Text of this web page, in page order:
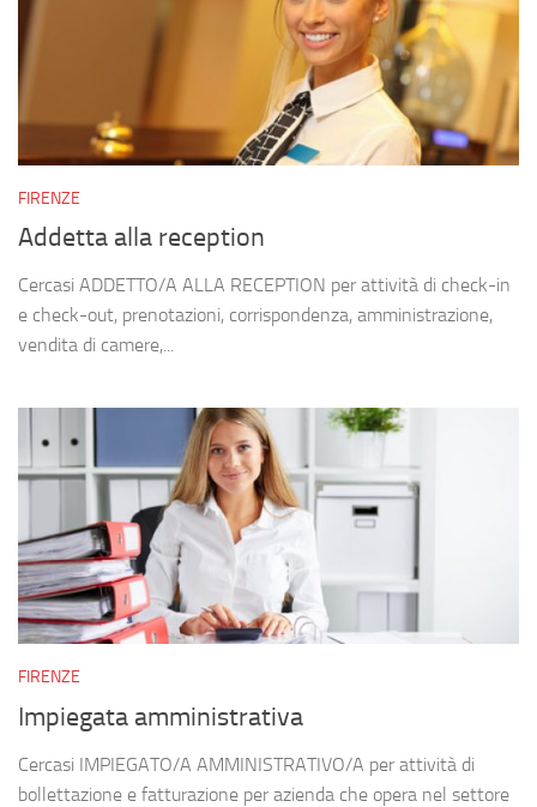
FIRENZE
Addetta alla reception
Cercasi ADDETTO/A ALLA RECEPTION per attività di check-in
e check-out, prenotazioni, corrispondenza, amministrazione,
vendita di camere,...
FIRENZE
Impiegata amministrativa
Cercasi IMPIEGATO/A AMMINISTRATIVO/A per attività di
bollettazione e fatturazione per azienda che opera nel settore